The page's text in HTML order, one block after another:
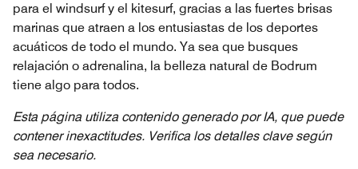
para el windsurf y el kitesurf, gracias a las fuertes brisas
marinas que atraen a los entusiastas de los deportes
acuáticos de todo el mundo. Ya sea que busques
relajación o adrenalina, la belleza natural de Bodrum
tiene algo para todos.
Esta página utiliza contenido generado por IA, que puede
contener inexactitudes. Verifica los detalles clave según
sea necesario.